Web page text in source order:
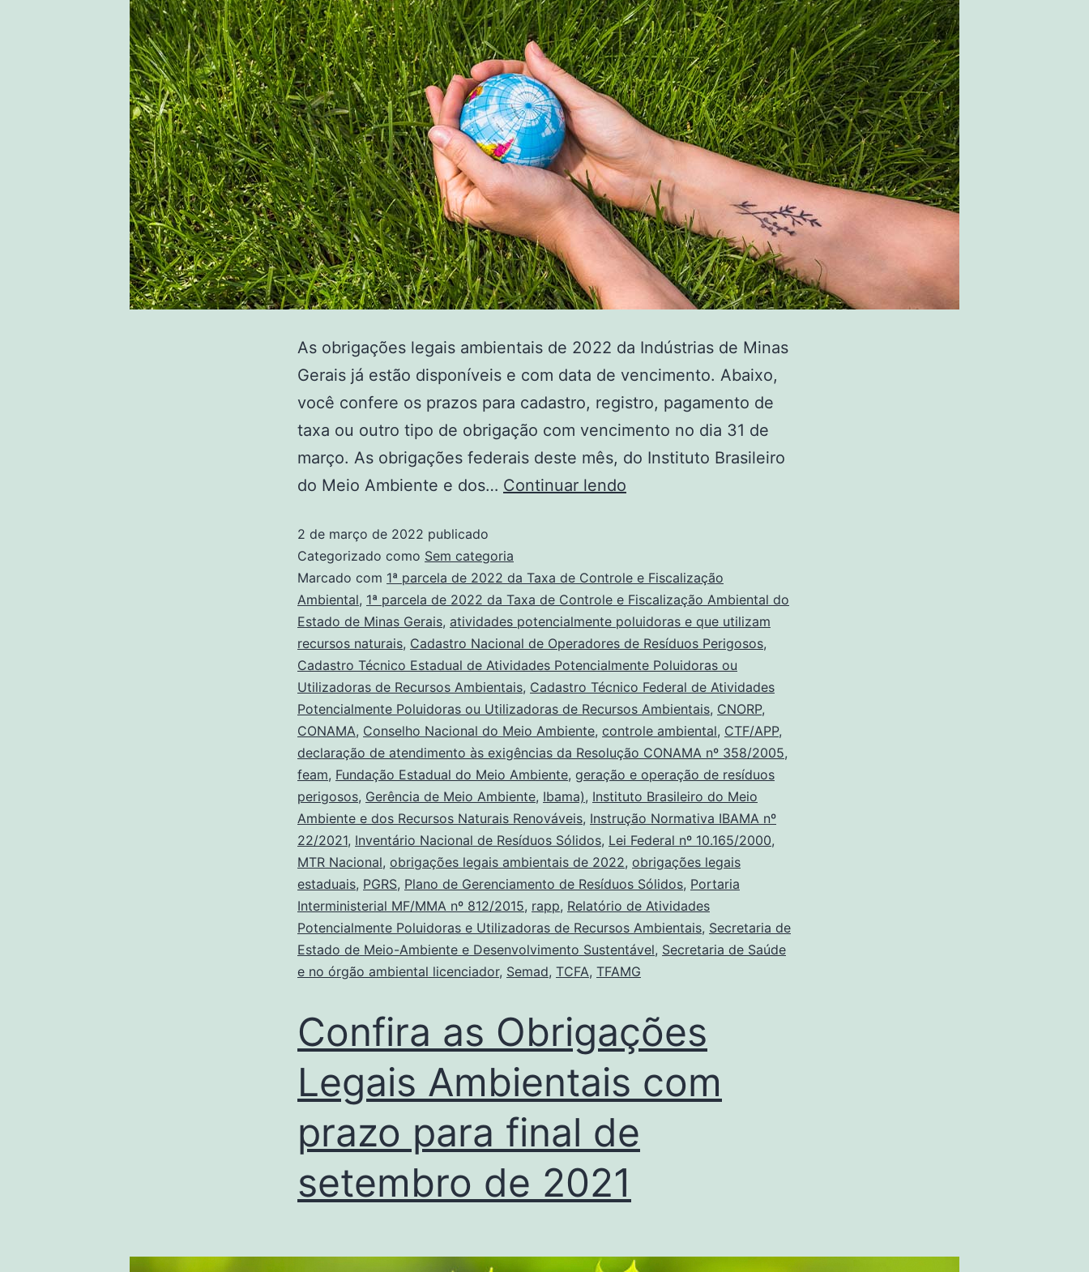
As obrigações legais ambientais de 2022 da Indústrias de Minas
Gerais já estão disponíveis e com data de vencimento. Abaixo,
você confere os prazos para cadastro, registro, pagamento de
taxa ou outro tipo de obrigação com vencimento no dia 31 de
março. As obrigações federais deste mês, do Instituto Brasileiro
do Meio Ambiente e dos… Continuar lendo
2 de março de 2022 publicado
Categorizado como Sem categoria
Marcado com 1ª parcela de 2022 da Taxa de Controle e Fiscalização
Ambiental, 1ª parcela de 2022 da Taxa de Controle e Fiscalização Ambiental do
Estado de Minas Gerais, atividades potencialmente poluidoras e que utilizam
recursos naturais, Cadastro Nacional de Operadores de Resíduos Perigosos,
Cadastro Técnico Estadual de Atividades Potencialmente Poluidoras ou
Utilizadoras de Recursos Ambientais, Cadastro Técnico Federal de Atividades
Potencialmente Poluidoras ou Utilizadoras de Recursos Ambientais, CNORP,
CONAMA, Conselho Nacional do Meio Ambiente, controle ambiental, CTF/APP,
declaração de atendimento às exigências da Resolução CONAMA nº 358/2005,
feam, Fundação Estadual do Meio Ambiente, geração e operação de resíduos
perigosos, Gerência de Meio Ambiente, Ibama), Instituto Brasileiro do Meio
Ambiente e dos Recursos Naturais Renováveis, Instrução Normativa IBAMA nº
22/2021, Inventário Nacional de Resíduos Sólidos, Lei Federal nº 10.165/2000,
MTR Nacional, obrigações legais ambientais de 2022, obrigações legais
estaduais, PGRS, Plano de Gerenciamento de Resíduos Sólidos, Portaria
Interministerial MF/MMA nº 812/2015, rapp, Relatório de Atividades
Potencialmente Poluidoras e Utilizadoras de Recursos Ambientais, Secretaria de
Estado de Meio-Ambiente e Desenvolvimento Sustentável, Secretaria de Saúde
e no órgão ambiental licenciador, Semad, TCFA, TFAMG
Confira as Obrigações
Legais Ambientais com
prazo para final de
setembro de 2021